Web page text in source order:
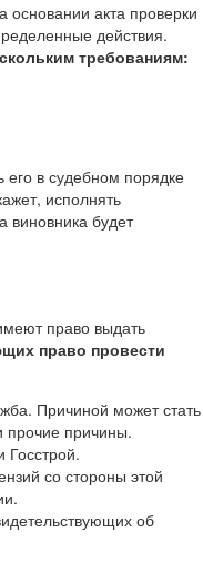
акта проверки
действия.
требованиям:
его в судебном порядке
исполнять
виновника будет
право выдать
право провести
Причиной может стать
прочие причины.
Госстрой.
со стороны этой
об